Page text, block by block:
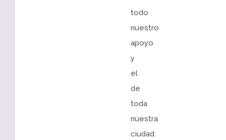
todo
nuestro
apoyo
y
el
de
toda
nuestra
ciudad.